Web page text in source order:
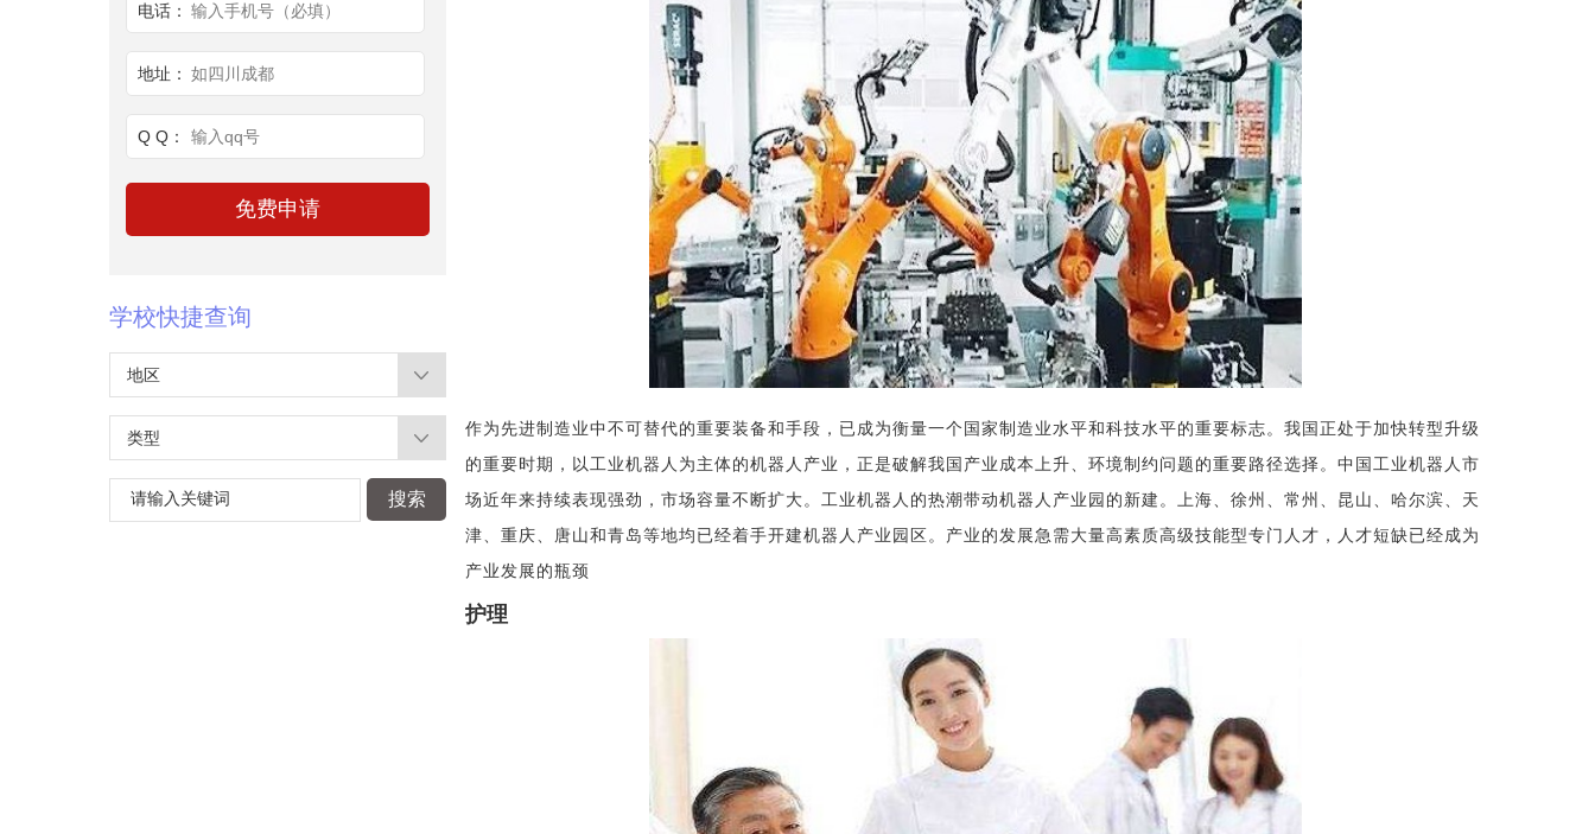
电话： 输入手机号（必填）
地址： 如四川成都
Q Q： 输入qq号
学校快捷查询
地区
类型
请输入关键词 搜索
作为先进制造业中不可替代的重要装备和手段，已成为衡量一个国家制造业水平和科技水平的重要标志。我国正处于加快转型升级
的重要时期，以工业机器人为主体的机器人产业，正是破解我国产业成本上升、环境制约问题的重要路径选择。中国工业机器人市
场近年来持续表现强劲，市场容量不断扩大。工业机器人的热潮带动机器人产业园的新建。上海、徐州、常州、昆山、哈尔滨、天
津、重庆、唐山和青岛等地均已经着手开建机器人产业园区。产业的发展急需大量高素质高级技能型专门人才，人才短缺已经成为
产业发展的瓶颈
护理